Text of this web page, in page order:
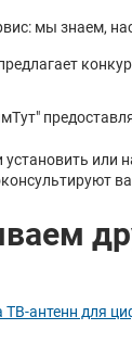
мы знаем,
или
ТВ-антенн для